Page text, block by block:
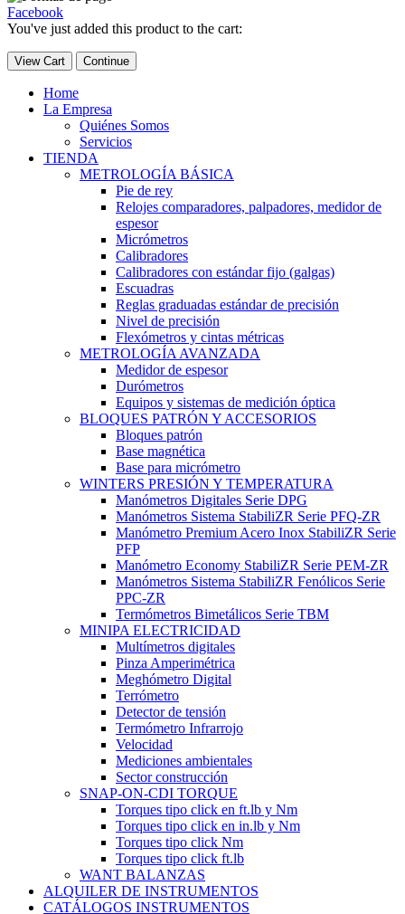
Facebook
You've just added this product to the cart:
View Cart Continue
Home
La Empresa
Quiénes Somos
Servicios
TIENDA
METROLOGÍA BÁSICA
Pie de rey
Relojes comparadores, palpadores, medidor de
espesor
Micrómetros
Calibradores
Calibradores con estándar fijo (galgas)
Escuadras
Reglas graduadas estándar de precisión
Nivel de precisión
Flexómetros y cintas métricas
METROLOGÍA AVANZADA
Medidor de espesor
Durómetros
Equipos y sistemas de medición óptica
BLOQUES PATRÓN Y ACCESORIOS
Bloques patrón
Base magnética
Base para micrómetro
WINTERS PRESIÓN Y TEMPERATURA
Manómetros Digitales Serie DPG
Manómetros Sistema StabiliZR Serie PFQ-ZR
Manómetro Premium Acero Inox StabiliZR Serie
PFP
Manómetro Economy StabiliZR Serie PEM-ZR
Manómetros Sistema StabiliZR Fenólicos Serie
PPC-ZR
Termómetros Bimetálicos Serie TBM
MINIPA ELECTRICIDAD
Multímetros digitales
Pinza Amperimétrica
Meghómetro Digital
Terrómetro
Detector de tensión
Termómetro Infrarrojo
Velocidad
Mediciones ambientales
Sector construcción
SNAP-ON-CDI TORQUE
Torques tipo click en ft.lb y Nm
Torques tipo click en in.lb y Nm
Torques tipo click Nm
Torques tipo click ft.lb
WANT BALANZAS
ALQUILER DE INSTRUMENTOS
CATÁLOGOS INSTRUMENTOS